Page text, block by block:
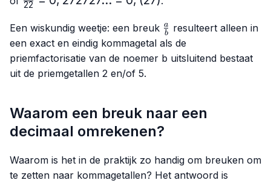
= 1,(6)
= 0,(27)
22
Een wiskundig weetje: een breuk \frac{a}
{b}
b
a
resulteert alleen in
een exact en eindig kommagetal als de
priemfactorisatie van de noemer b uitsluitend bestaat
uit de priemgetallen 2 en/of 5.
Waarom een breuk naar een
decimaal omrekenen?
Waarom is het in de praktijk zo handig om breuken om
te zetten naar kommagetallen? Het antwoord is